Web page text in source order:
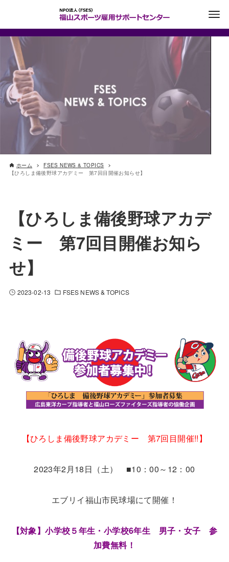
ホーム
FSES NEWS & TOPICS
【ひろしま備後野球アカデミー 第7回目開催お知らせ】
【ひろしま備後野球アカデ
ミー 第7回目開催お知ら
せ】
2023-02-13 FSES NEWS & TOPICS
【ひろしま備後野球アカデミー 第7回目開催!!】
2023年2月18日（土） ■10：00～12：00
エブリイ福山市民球場にて開催！
【対象】小学校５年生・小学校6年生 男子・女子 参
加費無料！